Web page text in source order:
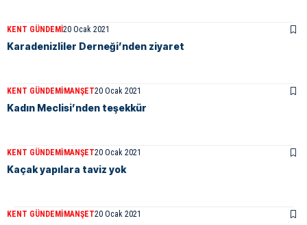
KENT GÜNDEMI20 Ocak 2021
Karadenizliler Derneği’nden ziyaret
KENT GÜNDEMIMANŞET20 Ocak 2021
Kadın Meclisi’nden teşekkür
KENT GÜNDEMIMANŞET20 Ocak 2021
Kaçak yapılara taviz yok
KENT GÜNDEMIMANŞET20 Ocak 2021